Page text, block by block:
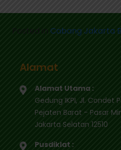
Posted in Cabang Jakarta
Alamat
Alamat Utama :
Gedung IKPI, Jl. Condet
Pejaten Barat - Pasar
Jakarta Selatan 12510
Pusdiklat :